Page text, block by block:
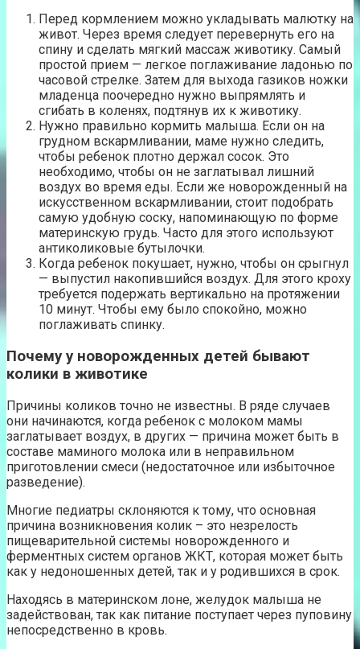
Перед кормлением можно укладывать малютку на
живот. Через время следует перевернуть его на
спину и сделать мягкий массаж животику. Самый
простой прием — легкое поглаживание ладонью по
часовой стрелке. Затем для выхода газиков ножки
младенца поочередно нужно выпрямлять и
сгибать в коленях, подтянув их к животику.
Нужно правильно кормить малыша. Если он на
грудном вскармливании, маме нужно следить,
чтобы ребенок плотно держал сосок. Это
необходимо, чтобы он не заглатывал лишний
воздух во время еды. Если же новорожденный на
искусственном вскармливании, стоит подобрать
самую удобную соску, напоминающую по форме
материнскую грудь. Часто для этого используют
антиколиковые бутылочки.
Когда ребенок покушает, нужно, чтобы он срыгнул
— выпустил накопившийся воздух. Для этого кроху
требуется подержать вертикально на протяжении
10 минут. Чтобы ему было спокойно, можно
поглаживать спинку.
Почему у новорожденных детей бывают
колики в животике
Причины коликов точно не известны. В ряде случаев
они начинаются, когда ребенок с молоком мамы
заглатывает воздух, в других — причина может быть в
составе маминого молока или в неправильном
приготовлении смеси (недостаточное или избыточное
разведение).
Многие педиатры склоняются к тому, что основная
причина возникновения колик – это незрелость
пищеварительной системы новорожденного и
ферментных систем органов ЖКТ, которая может быть
как у недоношенных детей, так и у родившихся в срок.
Находясь в материнском лоне, желудок малыша не
задействован, так как питание поступает через пуповину
непосредственно в кровь.